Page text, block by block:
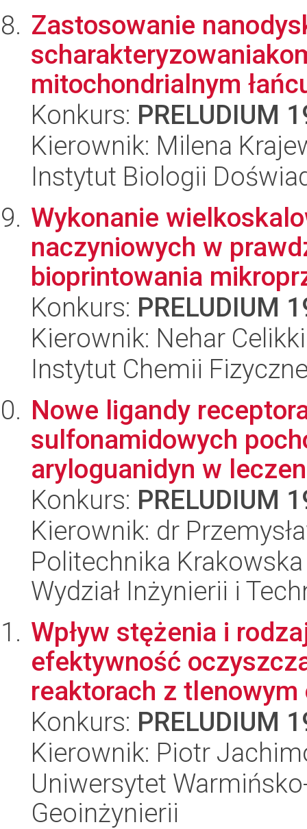
Zastosowanie
mitochondrialnym
Konkurs: PRELUDIUM
Kierownik: Milena
Instytut Biologii
Wykonanie
naczyniowych w
bioprintowania
Konkurs: PRELUDIUM
Kierownik: Nehar
Instytut Chemii
Nowe ligandy
sulfonamidowych
aryloguanidyn w
Konkurs: PRELUDIUM
Kierownik: dr
Politechnika
Wydział Inżynierii i
Wpływ stężenia i
efektywność
reaktorach z tlenowym
Konkurs: PRELUDIUM
Kierownik: Piotr
Uniwersytet
Geoinżynierii